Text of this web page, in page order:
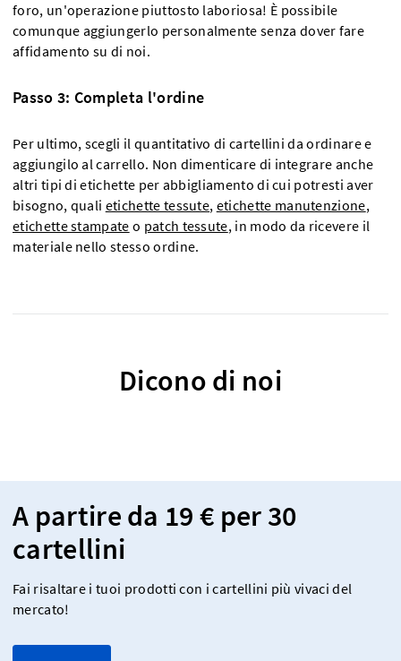
foro, un'operazione piuttosto laboriosa! È possibile
comunque aggiungerlo personalmente senza dover fare
affidamento su di noi.
Passo 3: Completa l'ordine
Per ultimo, scegli il quantitativo di cartellini da ordinare e
aggiungilo al carrello. Non dimenticare di integrare anche
altri tipi di etichette per abbigliamento di cui potresti aver
bisogno, quali etichette tessute, etichette manutenzione,
etichette stampate o patch tessute, in modo da ricevere il
materiale nello stesso ordine.
Dicono di noi
A partire da 19 € per 30
cartellini
Fai risaltare i tuoi prodotti con i cartellini più vivaci del
mercato!